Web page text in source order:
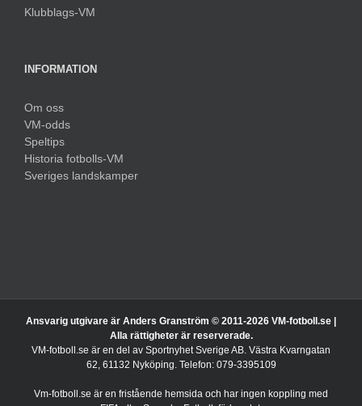
Klubblags-VM
INFORMATION
Om oss
VM-odds
Speltips
Historia fotbolls-VM
Sveriges landskamper
Ansvarig utgivare är Anders Granström © 2011-2026 VM-fotboll.se |
Alla rättigheter är reserverade.
VM-fotboll.se är en del av Sportnyhet Sverige AB. Västra Kvarngatan
62, 61132 Nyköping. Telefon: 079-3395109
Vm-fotboll.se är en fristående hemsida och har ingen koppling med